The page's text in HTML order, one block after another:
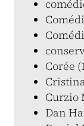
Corée
Curzio
Dan